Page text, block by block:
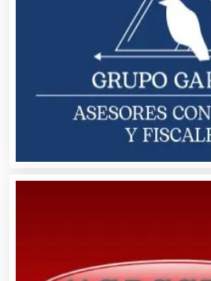
Belleza
Bordados y Estampados